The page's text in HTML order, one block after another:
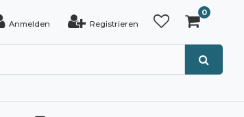
Anmelden Registrieren
0